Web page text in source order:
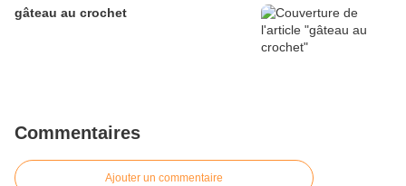
gâteau au crochet
Commentaires
Ajouter un commentaire